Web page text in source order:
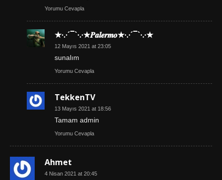
Yorumu Cevapla
★·.·´¯`·.·★𝑷𝒂𝒍𝒆𝒓𝒎𝒐★·.·´¯`·.·★
12 Mayıs 2021 at 23:05
sunalım
Yorumu Cevapla
TekkenTV
13 Mayıs 2021 at 18:56
Tamam admin
Yorumu Cevapla
Ahmet
4 Nisan 2021 at 20:45